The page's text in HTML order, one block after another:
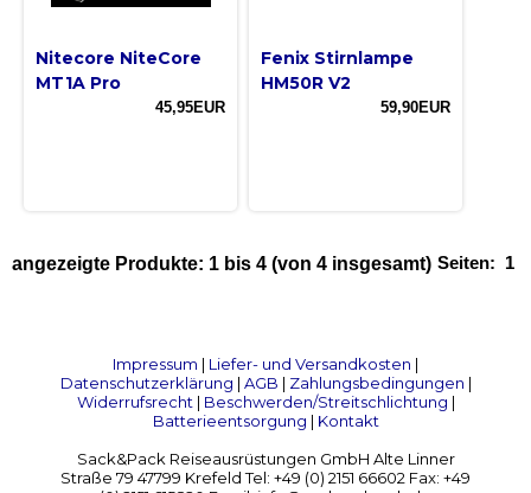
Nitecore NiteCore
MT1A Pro
45,95EUR
Fenix Stirnlampe
HM50R V2
59,90EUR
Seiten: 1
angezeigte Produkte: 1 bis 4 (von 4 insgesamt)
Impressum | Liefer- und Versandkosten |
Datenschutzerklärung | AGB | Zahlungsbedingungen |
Widerrufsrecht| Beschwerden/Streitschlichtung |
Batterieentsorgung | Kontakt
Sack&Pack Reiseausrüstungen GmbH Alte Linner
Straße 79 47799 Krefeld Tel: +49 (0) 2151 66602 Fax: +49